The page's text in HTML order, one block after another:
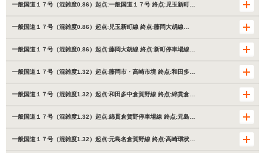
一般国道１７号（混雑度0.86）起点:一般国道１７号 終点:児玉新町…
一般国道１７号（混雑度0.86）起点:児玉新町線 終点:藤岡大胡線…
一般国道１７号（混雑度0.86）起点:藤岡大胡線 終点:新町停車場線…
一般国道１７号（混雑度1.32）起点:藤岡市・高崎市境 終点:和田多…
一般国道１７号（混雑度1.32）起点:和田多中倉賀野線 終点:綿貫倉…
一般国道１７号（混雑度1.32）起点:綿貫倉賀野停車場線 終点:元島…
一般国道１７号（混雑度1.32）起点:元島名倉賀野線 終点:高崎環状…